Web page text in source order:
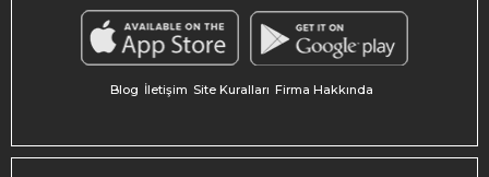
Blog İletişim Site Kuralları Firma Hakkında